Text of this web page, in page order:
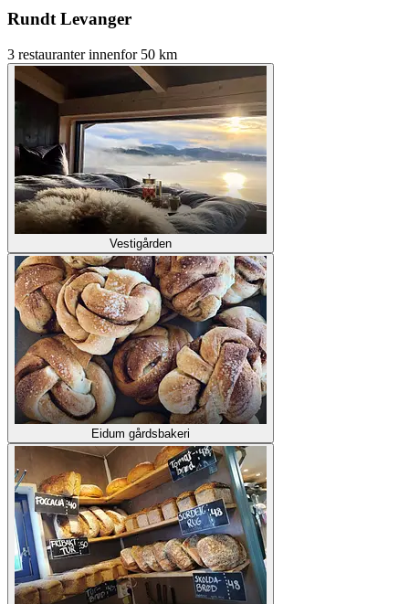
Rundt Levanger
3 restauranter innenfor 50 km
Vestigården
Eidum gårdsbakeri